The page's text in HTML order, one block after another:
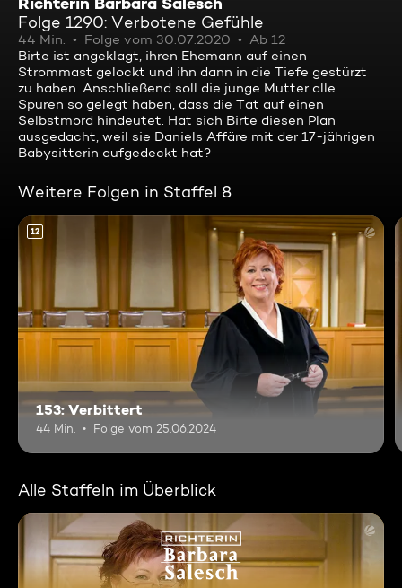
Folge 1290: Verbotene Gefühle
44 Min. Folge vom 30.07.2020
Ab 12
Birte ist angeklagt, ihren Ehemann auf einen
Strommast gelockt und ihn dann in die Tiefe gestürzt
zu haben. Anschließend soll die junge Mutter alle
Spuren so gelegt haben, dass die Tat auf einen
Selbstmord hindeutet. Hat sich Birte diesen Plan
ausgedacht, weil sie Daniels Affäre mit der 17-jährigen
Babysitterin aufgedeckt hat?
Weitere Folgen in Staffel 8
12
153: Verbittert
44 Min. Folge vom 25.06.2024
Alle Staffeln im Überblick